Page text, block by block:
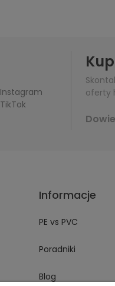
Instagram
TikTok
oferty
Informacje
PE vs PVC
Poradniki
Blog